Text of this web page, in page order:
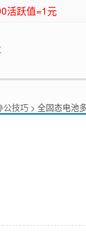
活跃值=1元
公技巧 > 全固态电池